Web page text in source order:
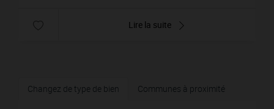
Lire la suite
Changez de type de bien Communes à proximité